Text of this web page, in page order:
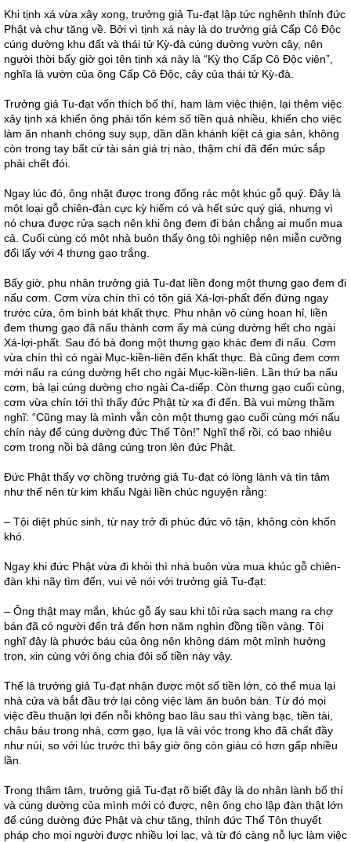
Khi tịnh xá vừa xây xong, trưởng giả Tu-đạt lập tức nghênh thỉnh đức
Phật và chư tăng về. Bởi vì tịnh xá này là do trưởng giả Cấp Cô Độc
cúng dường khu đất và thái tử Kỳ-đà cúng dường vườn cây, nên
người thời bấy giờ gọi tên tịnh xá này là “Kỳ thọ Cấp Cô Độc viên”,
nghĩa là vườn của ông Cấp Cô Độc, cây của thái tử Kỳ-đà.
Trưởng giả Tu-đạt vốn thích bố thí, ham làm việc thiện, lại thêm việc
xây tịnh xá khiến ông phải tốn kém số tiền quá nhiều, khiến cho việc
làm ăn nhanh chóng suy sụp, dần dần khánh kiệt cả gia sản, không
còn trong tay bất cứ tài sản giá trị nào, thậm chí đã đến mức sắp
phải chết đói.
Ngay lúc đó, ông nhặt được trong đống rác một khúc gỗ quý. Đây là
một loại gỗ chiên-đàn cực kỳ hiếm có và hết sức quý giá, nhưng vì
nó chưa được rửa sạch nên khi ông đem đi bán chẳng ai muốn mua
cả. Cuối cùng có một nhà buôn thấy ông tội nghiệp nên miễn cưỡng
đổi lấy với 4 thưng gạo trắng.
Bấy giờ, phu nhân trưởng giả Tu-đạt liền đong một thưng gạo đem đi
nấu cơm. Cơm vừa chín thì có tôn giả Xá-lợi-phất đến đứng ngay
trước cửa, ôm bình bát khất thực. Phu nhân vô cùng hoan hỉ, liền
đem thưng gạo đã nấu thành cơm ấy mà cúng dường hết cho ngài
Xá-lợi-phất. Sau đó bà đong một thưng gạo khác đem đi nấu. Cơm
vừa chín thì có ngài Mục-kiền-liên đến khất thực. Bà cũng đem cơm
mới nấu ra cúng dường hết cho ngài Mục-kiền-liên. Lần thứ ba nấu
cơm, bà lại cúng dường cho ngài Ca-diếp. Còn thưng gạo cuối cùng,
cơm vừa chín tới thì thấy đức Phật từ xa đi đến. Bà vui mừng thầm
nghĩ: “Cũng may là mình vẫn còn một thưng gạo cuối cùng mới nấu
chín này để cúng dường đức Thế Tôn!” Nghĩ thế rồi, có bao nhiêu
cơm trong nồi bà dâng cúng trọn lên đức Phật.
Đức Phật thấy vợ chồng trưởng giả Tu-đạt có lòng lành và tín tâm
như thế nên từ kim khẩu Ngài liền chúc nguyện rằng:
– Tội diệt phúc sinh, từ nay trở đi phúc đức vô tận, không còn khốn
khó.
Ngay khi đức Phật vừa đi khỏi thì nhà buôn vừa mua khúc gỗ chiên-
đàn khi nãy tìm đến, vui vẻ nói với trưởng giả Tu-đạt:
– Ông thật may mắn, khúc gỗ ấy sau khi tôi rửa sạch mang ra chợ
bán đã có người đến trả đến hơn năm nghìn đồng tiền vàng. Tôi
nghĩ đây là phước báu của ông nên không dám một mình hưởng
trọn, xin cùng với ông chia đôi số tiền này vậy.
Thế là trưởng giả Tu-đạt nhận được một số tiền lớn, có thể mua lại
nhà cửa và bắt đầu trở lại công việc làm ăn buôn bán. Từ đó mọi
việc đều thuận lợi đến nỗi không bao lâu sau thì vàng bạc, tiền tài,
châu báu trong nhà, cơm gạo, lụa là vải vóc trong kho đã chất đầy
như núi, so với lúc trước thì bây giờ ông còn giàu có hơn gấp nhiều
lần.
Trong thâm tâm, trưởng giả Tu-đạt rõ biết đây là do nhân lành bố thí
và cúng dường của mình mới có được, nên ông cho lập đàn thật lớn
để cúng dường đức Phật và chư tăng, thỉnh đức Thế Tôn thuyết
pháp cho mọi người được nhiều lợi lạc, và từ đó càng nỗ lực làm việc